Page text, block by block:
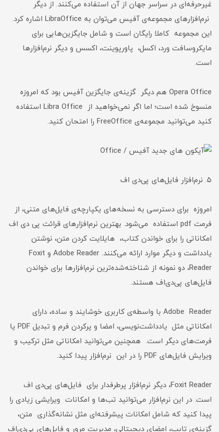
غیرحرفه‌ای در سراسر جهان از آن استفاده می‌کنند. از دیگر
نرم‌افزارهای مجموعه‌ی آفیس می‌توان به LibraOffice اشاره کرد.
این مجموعه کاملا رایگان است و شامل جایگزین‌هایی برای
مایکروسافت ورد، اکسل، پاورپوینت، اکسس و دیگر نرم‌افزارها
است.
Opera Office هم دیگر گزینه‌ی جایگزین آفیس بود که امروزه
منسوخ شده است؛ اما اگر نمی‌خواهید از Libra Office استفاده
کنید می‌توانید مجموعه‌ی FreeOffice را امتحان کنید.
۵. نرم‌افزار فایل‌های پی‌دی اف
امروزه برای دسترسی به نسخه‌های یکپارچه‌ی فایل‌های متنی، از
فرمت pdf استفاده می‌شود. بهترین نرم‌افزارهای قرائت پی دی اف
امکاناتی را برای خواندن کتاب، هایلایت کردن متن، نوشتن
یادداشت و دیگر موارد ارائه می‌کنند. Adobe Reader و Foxit
Reader، دو نمونه از شناخته‌شده‌ترین نرم‌افزارها برای خواندن
فایل‌های پی‌دی‌اف هستند.
Adobe Reader با واسطه‌ی کاربری خوشایند و ساده، دارای
امکاناتی مثل یادداشت‌نویسی، امضا و پرکردن فرم و تبدیل PDF یا
فرمت‌های دیگر است. همچنین می‌توانید امکاناتی مثل ترکیب و
ویرایش فایل‌های PDF را در این نرم‌افزار پیدا کنید.
Foxit Reader، دیگر نرم‌افزار پرطرفدار برای فایل‌های پی‌دی اف
است. در این نرم‌افزار می‌توانید تب‌ها و امکانات ویرایشی زیادی را
پیدا کنید که شامل امکانات پیشرفته‌ای مثل نشانه‌گذاری متن،
گزینه‌ی تایپ، امضای دیجیتالی، مدیریت مرور و فایل‌های پی‌دی‌اف